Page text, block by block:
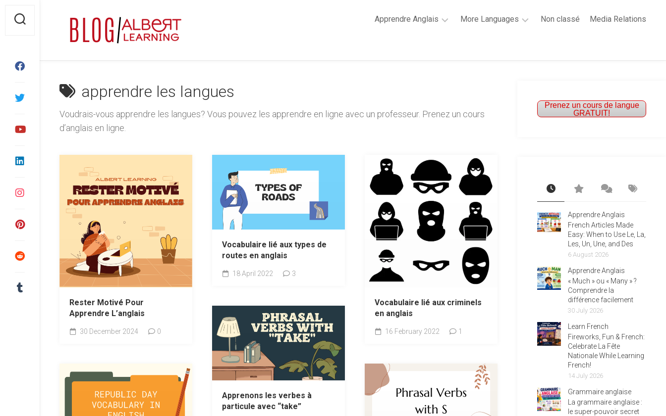
content
Apprendre Anglais
minutes
anglaise
Général
More Languages
French
Non classé Media Relations
apprendre les langues
Voudrais-vous apprendre les langues? Vous pouvez les apprendre en ligne avec un professeur. Prenez un cours
d’anglais en ligne.
Rester Motivé Pour
Apprendre L’anglais
30 December 2024 0
Vocabulaire lié aux types de
routes en anglais
18 April 2022 3
Vocabulaire lié aux criminels
en anglais
16 February 2022 1
Apprenons les verbes à
particule avec “take”
Prenez un cours de langue
GRATUIT!
Apprendre Anglais
French Articles Made
Easy: When to Use Le, La,
Les, Un, Une, and Des
6 August 2026
Apprendre Anglais
« Much » ou « Many » ?
Comprendre la
différence facilement
30 July 2026
Learn French
Fireworks, Fun & French:
Celebrate La Fête
Nationale While Learning
French!
14 July 2026
Grammaire anglaise
La grammaire anglaise :
le super-pouvoir secret